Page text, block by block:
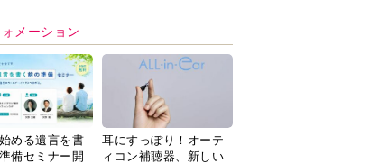
メーション
める遺言を書
備セミナー開
耳にすっぽり！オーテ
ィコン補聴器、新しい